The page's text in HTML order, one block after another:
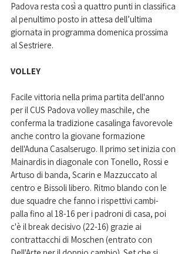
Padova resta così a quattro punti in classifica
al penultimo posto in attesa dell’ultima
giornata in programma domenica prossima
al Sestriere.
VOLLEY
Facile vittoria nella prima partita dell'anno
per il CUS Padova volley maschile, che
conferma la tradizione casalinga favorevole
anche contro la giovane formazione
dell'Aduna Casalserugo. Il primo set inizia con
Mainardis in diagonale con Tonello, Rossi e
Artuso di banda, Scarin e Mazzuccato al
centro e Bissoli libero. Ritmo blando con le
due squadre che fanno i rispettivi cambi-
palla fino al 18-16 per i padroni di casa, poi
c'è il break decisivo (22-16) grazie ai
contrattacchi di Moschen (entrato con